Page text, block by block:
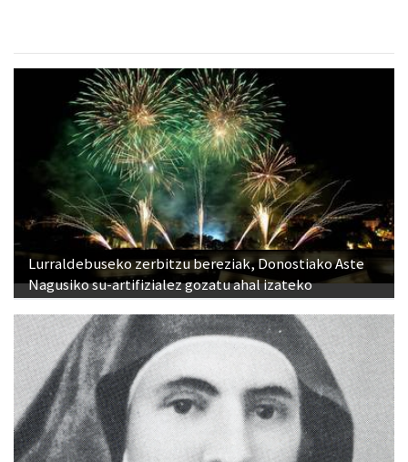
Lurraldebuseko zerbitzu bereziak, Donostiako Aste
Nagusiko su-artifizialez gozatu ahal izateko